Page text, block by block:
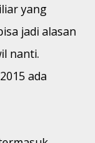
yang
jadi alasan
nanti.
ada